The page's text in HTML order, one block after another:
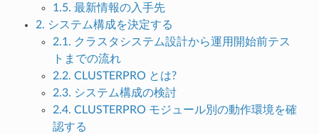
1.5. 最新情報の入手先
2. システム構成を決定する
2.1. クラスタシステム設計から運用開始前テス
トまでの流れ
2.2. CLUSTERPRO とは?
2.3. システム構成の検討
2.4. CLUSTERPRO モジュール別の動作環境を確
認する